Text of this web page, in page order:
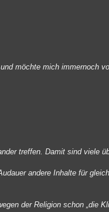
möchte mich immernoch
treffen. Damit sind viele
andere Inhalte für
der Religion schon „die